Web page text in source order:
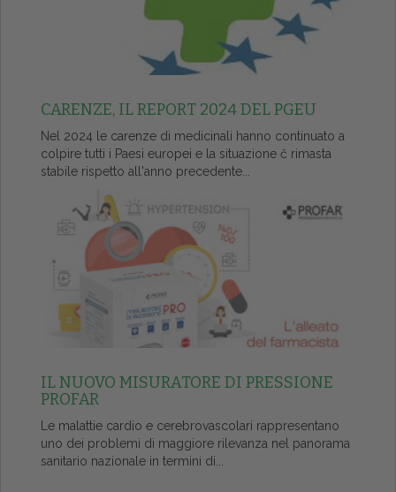
CARENZE, IL REPORT 2024 DEL PGEU
Nel 2024 le carenze di medicinali hanno continuato a
colpire tutti i Paesi europei e la situazione č rimasta
stabile rispetto all'anno precedente...
IL NUOVO MISURATORE DI PRESSIONE
PROFAR
Le malattie cardio e cerebrovascolari rappresentano
uno dei problemi di maggiore rilevanza nel panorama
sanitario nazionale in termini di...